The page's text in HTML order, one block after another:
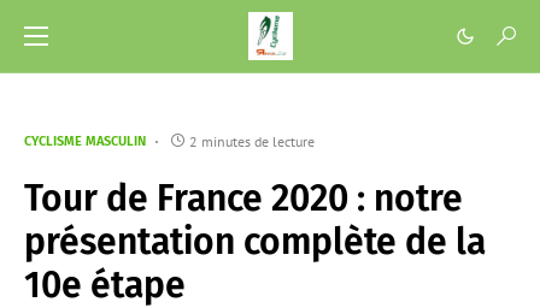
CYCLISME MASCULIN 2 minutes de lecture
Tour de France 2020 : notre
présentation complète de la
10e étape